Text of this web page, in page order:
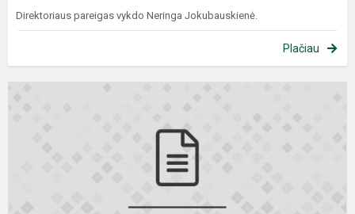
Direktoriaus pareigas vykdo Neringa Jokubauskienė.
Plačiau